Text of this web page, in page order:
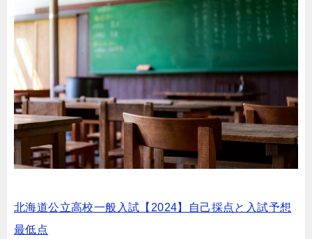
北海道公立高校一般入試【2024】自己採点と入試予想
最低点